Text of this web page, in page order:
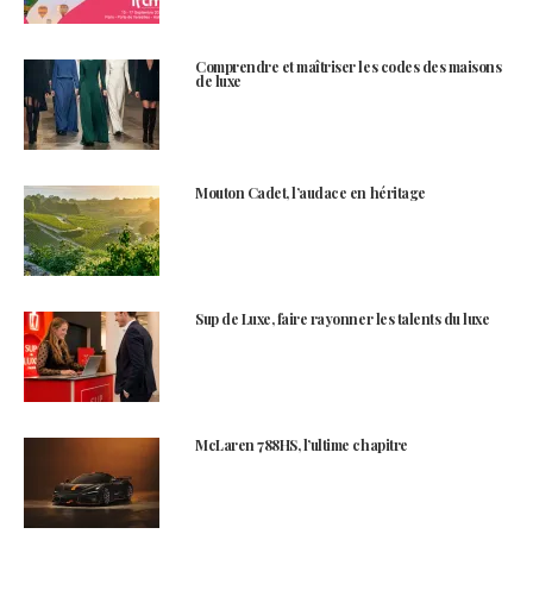
Comprendre et maîtriser les codes des maisons
de luxe
Mouton Cadet, l’audace en héritage
Sup de Luxe, faire rayonner les talents du luxe
McLaren 788HS, l’ultime chapitre